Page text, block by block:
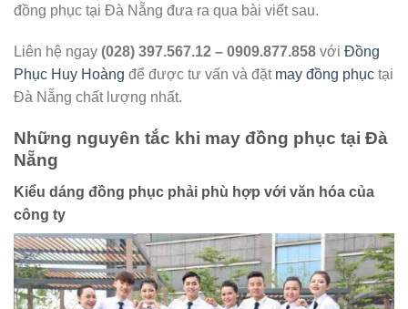
đồng phục tại Đà Nẵng đưa ra qua bài viết sau.
Liên hệ ngay (028) 397.567.12 – 0909.877.858 với Đồng
Phục Huy Hoàng để được tư vấn và đặt may đồng phục tại
Đà Nẵng chất lượng nhất.
Những nguyên tắc khi may đồng phục tại Đà
Nẵng
Kiểu dáng đồng phục phải phù hợp với văn hóa của
công ty